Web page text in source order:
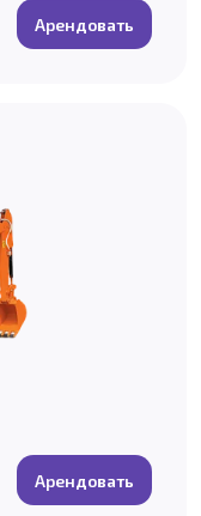
Арендовать
Арендовать